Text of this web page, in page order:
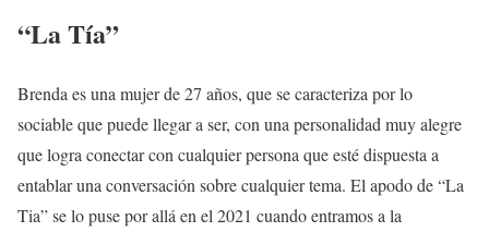
“La Tía”
Brenda es una mujer de 27 años, que se caracteriza por lo
sociable que puede llegar a ser, con una personalidad muy alegre
que logra conectar con cualquier persona que esté dispuesta a
entablar una conversación sobre cualquier tema. El apodo de “La
Tia” se lo puse por allá en el 2021 cuando entramos a la